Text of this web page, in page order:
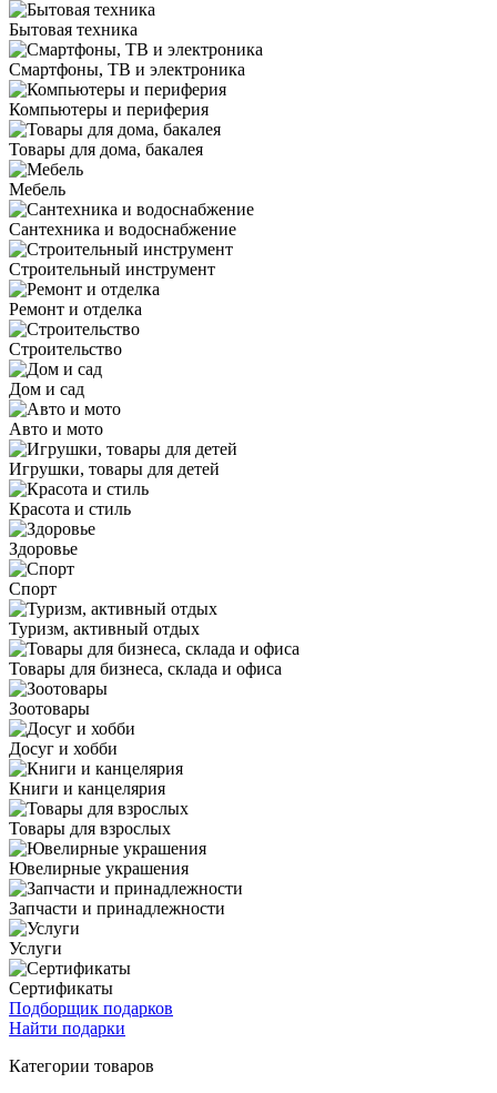
Бытовая техника
Смартфоны, ТВ и электроника
Компьютеры и периферия
Товары для дома, бакалея
Мебель
Сантехника и водоснабжение
Строительный инструмент
Ремонт и отделка
Строительство
Дом и сад
Авто и мото
Игрушки, товары для детей
Красота и стиль
Здоровье
Спорт
Туризм, активный отдых
Товары для бизнеса, склада и офиса
Зоотовары
Досуг и хобби
Книги и канцелярия
Товары для взрослых
Ювелирные украшения
Запчасти и принадлежности
Услуги
Сертификаты
Подборщик подарков
Найти подарки
Категории товаров